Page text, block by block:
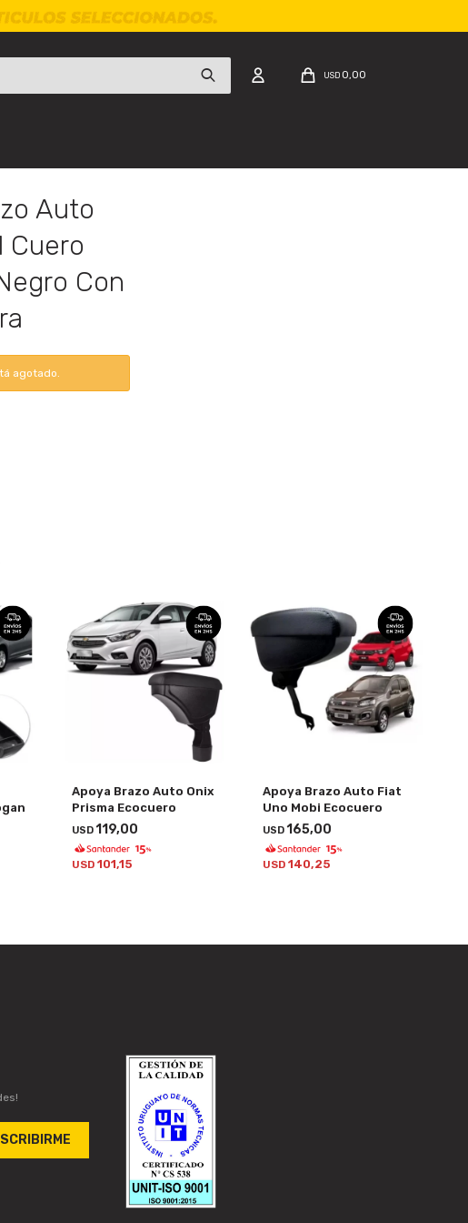
USD 0,00
Auto
Cuero
Con
agotado.
Apoya Brazo Auto Onix
Prisma Ecocuero
USD119,00
USD 101,15
Apoya Brazo Auto Fiat
Uno Mobi Ecocuero
USD165,00
USD 140,25